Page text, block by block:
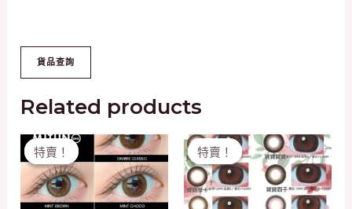
Related products
特賣！
特賣！
Original
price
was:
$200.00.
Current
price
is:
$50.00.
特賣！
特賣！
Original
price
was:
$178.00.
Current
price
is:
$125.00.